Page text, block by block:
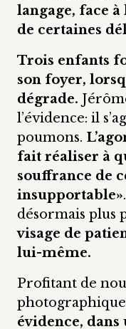
langage, face
de certaines
Trois enfants
son foyer,
dégrade.
l’évidence: il
poumons.
fait réaliser à
souffrance de
insupportable»
désormais plus
visage de
lui-même.
Profitant de
évidence, dans